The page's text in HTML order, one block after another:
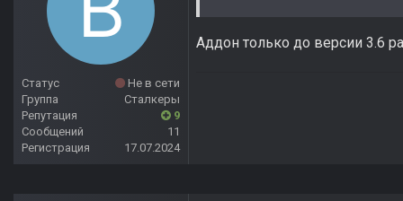
Статус
Не в сети
Группа
Сталкеры
Репутация
9
Сообщений
11
Регистрация
17.07.2024
Аддон только до версии 3.6